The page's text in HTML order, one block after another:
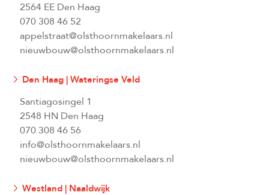
2564 EE Den Haag
070 308 46 52
appelstraat@olsthoornmakelaars.nl
nieuwbouw@olsthoornmakelaars.nl
Den Haag | Wateringse Veld
Santiagosingel 1
2548 HN Den Haag
070 308 46 56
info@olsthoornmakelaars.nl
nieuwbouw@olsthoornmakelaars.nl
Westland | Naaldwijk